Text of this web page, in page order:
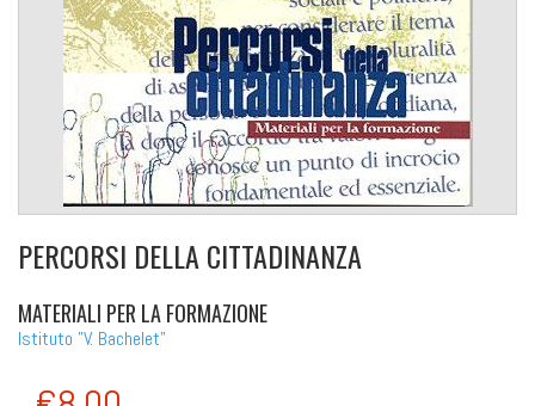
PERCORSI DELLA CITTADINANZA
MATERIALI PER LA FORMAZIONE
Istituto "V. Bachelet"